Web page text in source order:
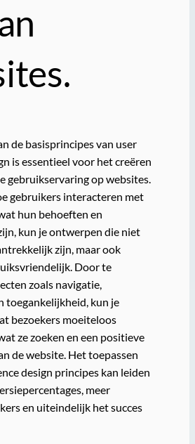
de basisprincipes van user
is essentieel voor het creëren
gebruikservaring op websites.
gebruikers interacteren met
hun behoeften en
kun je ontwerpen die niet
zijn, maar ook
Door te
zoals navigatie,
toegankelijkheid, kun je
bezoekers moeiteloos
ze zoeken en een positieve
de website. Het toepassen
design principes kan leiden
meer
en uiteindelijk het succes